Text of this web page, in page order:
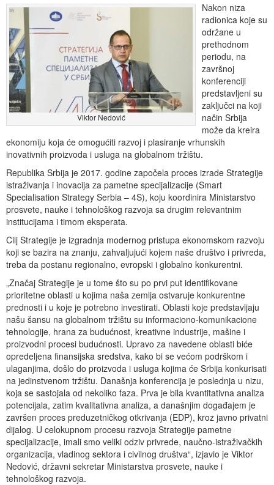
Viktor Nedović
Nakon niza
radionica koje su
održane u
prethodnom
periodu, na
završnoj
konferenciji
predstavljeni su
zaključci na koji
način Srbija
može da kreira
ekonomiju koja će omogućiti razvoj i plasiranje vrhunskih
inovativnih proizvoda i usluga na globalnom tržištu.
Republika Srbija je 2017. godine započela proces izrade Strategije
istraživanja i inovacija za pametne specijalizacije (Smart
Specialisation Strategy Serbia – 4S), koju koordinira Ministarstvo
prosvete, nauke i tehnološkog razvoja sa drugim relevantnim
institucijama i timom eksperata.
Cilj Strategije je izgradnja modernog pristupa ekonomskom razvoju
koji se bazira na znanju, zahvaljujući kojem naše društvo i privreda,
treba da postanu regionalno, evropski i globalno konkurentni.
„Značaj Strategije je u tome što su po prvi put identifikovane
prioritetne oblasti u kojima naša zemlja ostvaruje konkurentne
prednosti i u koje je potrebno investirati. Oblasti koje predstavljaju
našu šansu na globalnom tržištu su informaciono-komunikacione
tehnologije, hrana za budućnost, kreativne industrije, mašine i
proizvodni procesi budućnosti. Upravo za navedene oblasti biće
opredeljena finansijska sredstva, kako bi se većom podrškom i
ulaganjima, došlo do proizvoda i usluga kojima će Srbija konkurisati
na jedinstvenom tržištu. Današnja konferencija je poslednja u nizu,
koja se sastojala od nekoliko faza. Prva je bila kvantitativna analiza
potencijala, zatim kvalitativna analiza, a današnjim događajem je
završen proces preduzetničkog otkrivanja (EDP), kroz javno privatni
dijalog. U celokupnom procesu razvoja Strategije pametne
specijalizacije, imali smo veliki odziv privrede, naučno-istraživačkih
organizacija, vladinog sektora i civilnog društva“, izjavio je Viktor
Nedović, državni sekretar Ministarstva prosvete, nauke i
tehnološkog razvoja.